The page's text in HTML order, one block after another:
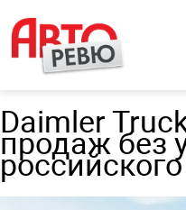
Daimler
продаж без